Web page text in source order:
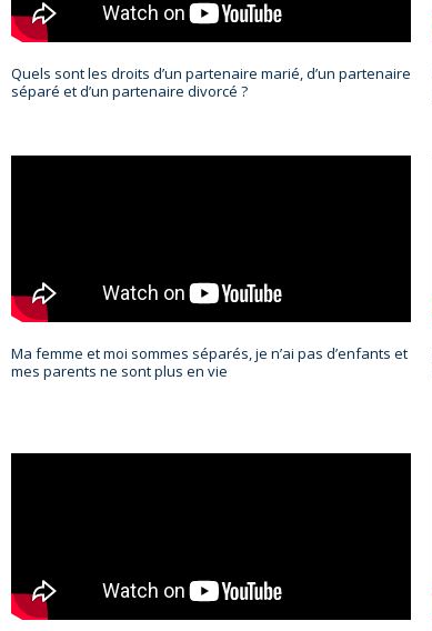
Quels sont les droits d’un partenaire marié, d’un partenaire
séparé et d’un partenaire divorcé ?
Ma femme et moi sommes séparés, je n’ai pas d’enfants et
mes parents ne sont plus en vie